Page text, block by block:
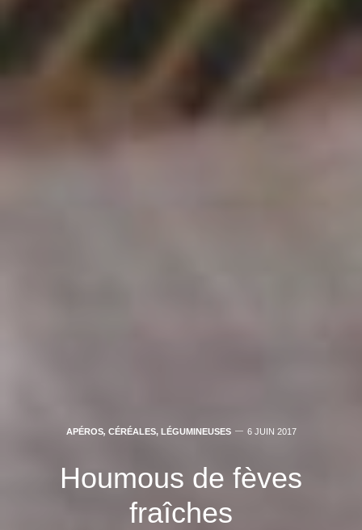
APÉROS, CÉRÉALES, LÉGUMINEUSES 6 JUIN 2017
Houmous de fèves
fraîches